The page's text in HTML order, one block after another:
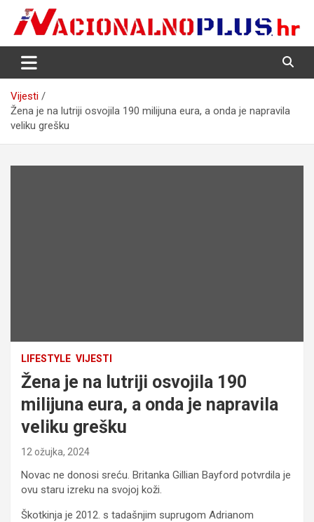
content
NacionalnoPlus.hr
Nacija želi znati više
Vijesti
Žena je na lutriji osvojila 190 milijuna eura, a onda je napravila
veliku grešku
LIFESTYLE VIJESTI
Žena je na lutriji osvojila 190
milijuna eura, a onda je napravila
veliku grešku
12 ožujka, 2024
Novac ne donosi sreću. Britanka Gillian Bayford potvrdila je
ovu staru izreku na svojoj koži.
Škotkinja je 2012. s tadašnjim suprugom Adrianom